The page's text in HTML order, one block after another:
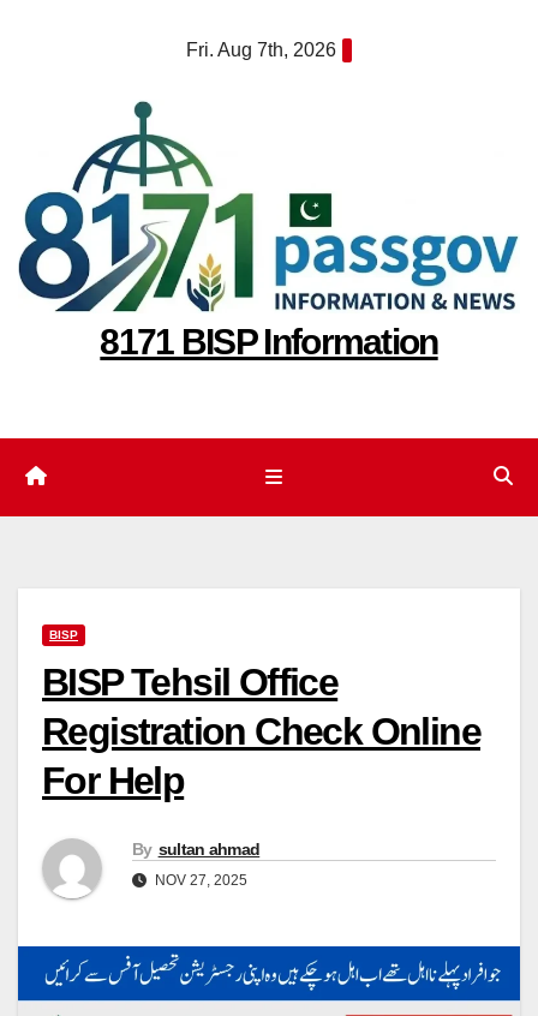
Fri. Aug 7th, 2026
8171 BISP Information
BISP
BISP Tehsil Office
Registration Check Online
For Help
By sultan ahmad
NOV 27, 2025